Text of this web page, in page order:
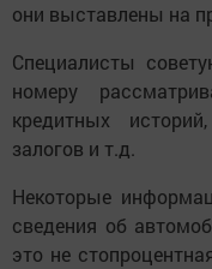
они выставлены на
Специалисты
номеру
кредитных
залогов и т.д.
Некоторые
сведения об
это не